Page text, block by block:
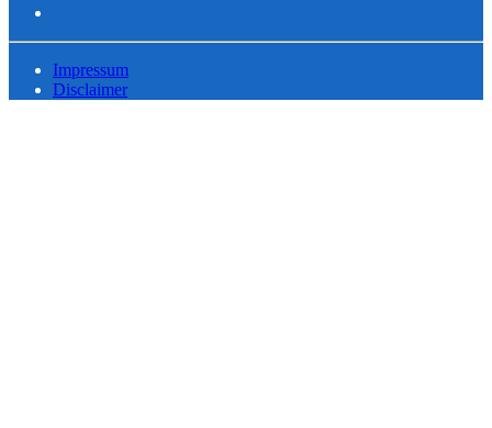
Impressum
Disclaimer